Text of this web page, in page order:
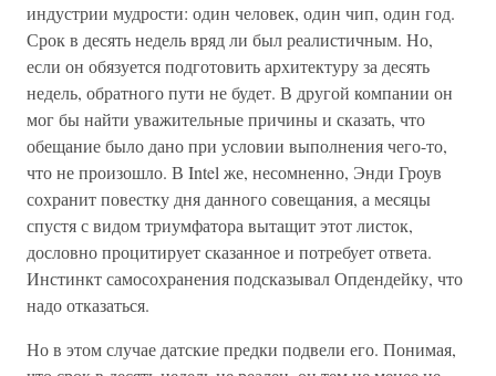
индустрии мудрости: один человек, один чип, один год.
Срок в десять недель вряд ли был реалистичным. Но,
если он обязуется подготовить архитектуру за десять
недель, обратного пути не будет. В другой компании он
мог бы найти уважительные причины и сказать, что
обещание было дано при условии выполнения чего-то,
что не произошло. В Intel же, несомненно, Энди Гроув
сохранит повестку дня данного совещания, а месяцы
спустя с видом триумфатора вытащит этот листок,
дословно процитирует сказанное и потребует ответа.
Инстинкт самосохранения подсказывал Опдендейку, что
надо отказаться.
Но в этом случае датские предки подвели его. Понимая,